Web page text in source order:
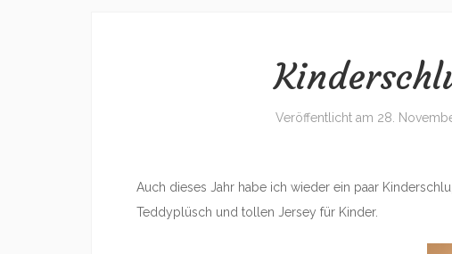
Veröffentlicht am 28.
Auch dieses Jahr habe ich wieder ein paar
Teddyplüsch und tollen Jersey für Kinder.